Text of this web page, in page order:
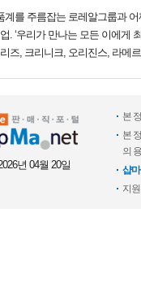
계를 주름잡는 로레알그룹과
. ‘우리가 만나는 모든 이에게
즈, 크리니크, 오리진스, 라메
년 04월 20일
본
본
의
샵
지